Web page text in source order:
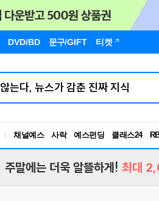
DVD/BD 문구/GIFT 티켓
채널예스 사락 예스펀딩 클래스24
주말에는 더욱 알뜰하게! 최대